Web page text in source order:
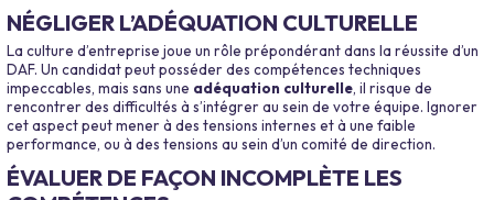
NÉGLIGER L’ADÉQUATION CULTURELLE
La culture d’entreprise joue un rôle prépondérant dans la réussite d’un
DAF. Un candidat peut posséder des compétences techniques
impeccables, mais sans une adéquation culturelle, il risque de
rencontrer des difficultés à s’intégrer au sein de votre équipe. Ignorer
cet aspect peut mener à des tensions internes et à une faible
performance, ou à des tensions au sein d’un comité de direction.
ÉVALUER DE FAÇON INCOMPLÈTE LES